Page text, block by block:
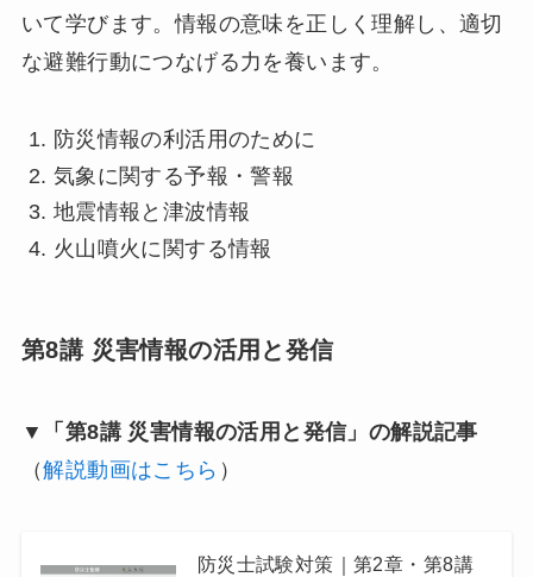
いて学びます。情報の意味を正しく理解し、適切
な避難行動につなげる力を養います。
防災情報の利活用のために
気象に関する予報・警報
地震情報と津波情報
火山噴火に関する情報
第8講 災害情報の活用と発信
▼「第8講 災害情報の活用と発信」の解説記事
（解説動画はこちら ）
防災士試験対策｜第2章・第8講